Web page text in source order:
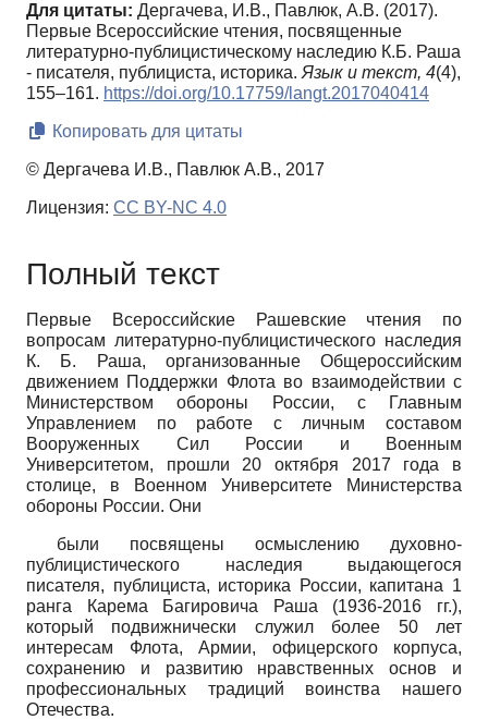
Для цитаты: Дергачева, И.В., Павлюк, А.В. (2017).
Первые Всероссийские чтения, посвященные
литературно-публицистическому наследию К.Б. Раша
- писателя, публициста, историка. Язык и текст, 4(4),
155–161. https://doi.org/10.17759/langt.2017040414
Копировать для цитаты
© Дергачева И.В., Павлюк А.В., 2017
Лицензия: CC BY-NC 4.0
Полный текст
Первые Всероссийские Рашевские чтения по
вопросам литературно-публицистического наследия
К. Б. Раша, организованные Общероссийским
движением Поддержки Флота во взаимодействии с
Министерством обороны России, с Главным
Управлением по работе с личным составом
Вооруженных Сил России и Военным
Университетом, прошли 20 октября 2017 года в
столице, в Военном Университете Министерства
обороны России. Они
были посвящены осмыслению духовно-
публицистического наследия выдающегося
писателя, публициста, историка России, капитана 1
ранга Карема Багировича Раша (1936-2016 гг.),
который подвижнически служил более 50 лет
интересам Флота, Армии, офицерского корпуса,
сохранению и развитию нравственных основ и
профессиональных традиций воинства нашего
Отечества.